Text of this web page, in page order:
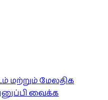
மற்றும் மேலதிக
வைக்க